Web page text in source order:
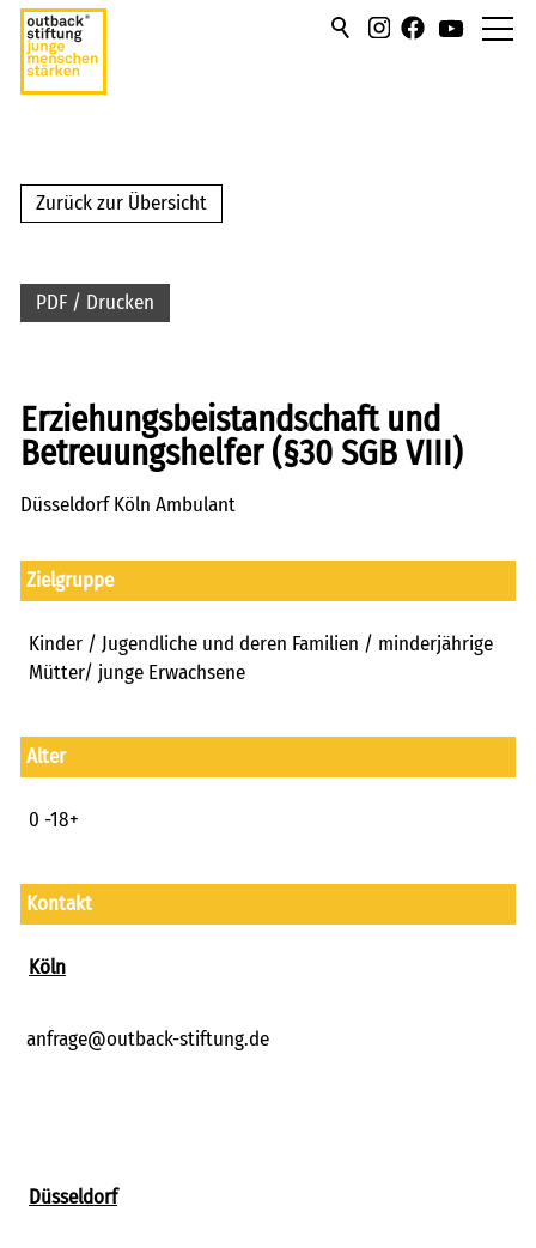
hilfen/leistung
sportmentoring
karriere
kontakt
FAIRMILIE
initiativbewerbung
Zurück zur Übersicht
PDF / Drucken
Erziehungsbeistandschaft und
Betreuungshelfer (§30 SGB VIII)
Düsseldorf Köln Ambulant
Zielgruppe
Kinder / Jugendliche und deren Familien / minderjährige
Mütter/ junge Erwachsene
Alter
0 -18+
Kontakt
Köln
anfrage@outback-stiftung.de
Düsseldorf